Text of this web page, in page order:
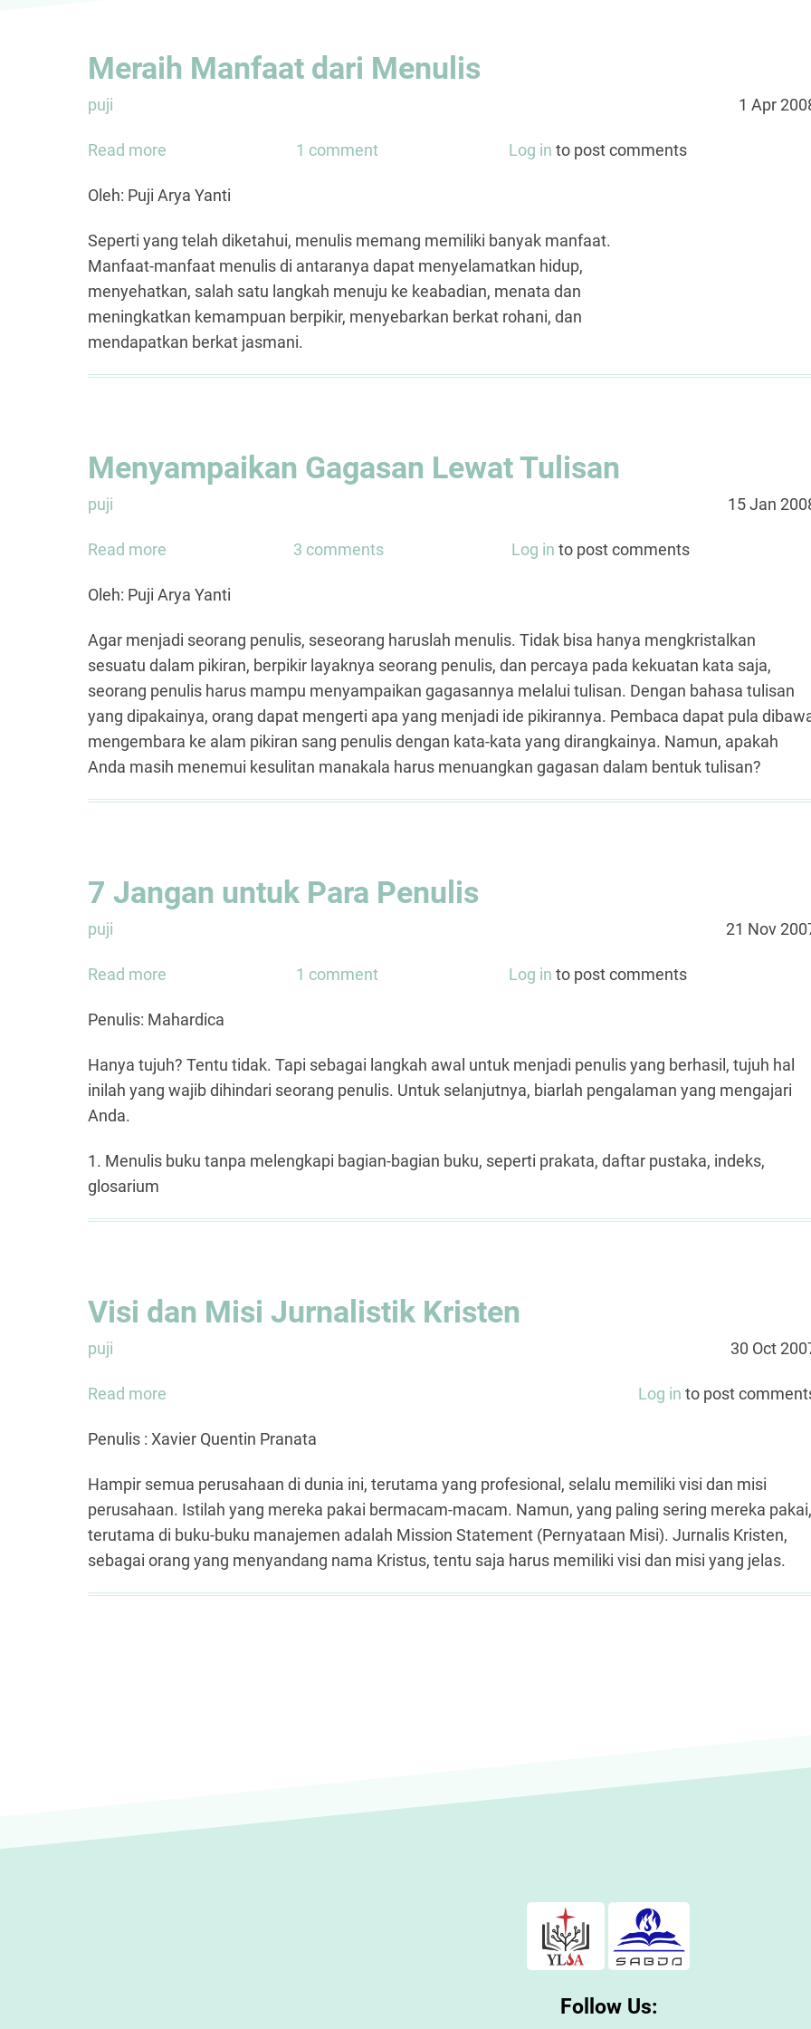
Meraih Manfaat dari Menulis
puji 1 Apr
Read more
Manfaat
Menulis
1 comment Log in to post comments
Oleh: Puji Arya Yanti
Seperti yang telah diketahui, menulis memang memiliki banyak manfaat.
Manfaat-manfaat menulis di antaranya dapat menyelamatkan hidup,
menyehatkan, salah satu langkah menuju ke keabadian, menata dan
meningkatkan kemampuan berpikir, menyebarkan berkat rohani, dan
mendapatkan berkat jasmani.
Menyampaikan Gagasan Lewat Tulisan
puji 15 Jan
Read more
Gagasan
Tulisan
3 comments Log in to post comments
Oleh: Puji Arya Yanti
Agar menjadi seorang penulis, seseorang haruslah menulis. Tidak bisa hanya mengkristalkan
sesuatu dalam pikiran, berpikir layaknya seorang penulis, dan percaya pada kekuatan kata saja,
seorang penulis harus mampu menyampaikan gagasannya melalui tulisan. Dengan bahasa tulisan
yang dipakainya, orang dapat mengerti apa yang menjadi ide pikirannya. Pembaca dapat pula
mengembara ke alam pikiran sang penulis dengan kata-kata yang dirangkainya. Namun, apakah
Anda masih menemui kesulitan manakala harus menuangkan gagasan dalam bentuk tulisan?
7 Jangan untuk Para Penulis
puji 21 Nov
Read more
Jangan
Para
Penulis
1 comment Log in to post comments
Penulis: Mahardica
Hanya tujuh? Tentu tidak. Tapi sebagai langkah awal untuk menjadi penulis yang berhasil, tujuh hal
inilah yang wajib dihindari seorang penulis. Untuk selanjutnya, biarlah pengalaman yang mengajari
Anda.
1. Menulis buku tanpa melengkapi bagian-bagian buku, seperti prakata, daftar pustaka, indeks,
glosarium
Visi dan Misi Jurnalistik Kristen
puji 30 Oct
Read more
dan
Jurnalistik
Kristen
Log in to post
Penulis : Xavier Quentin Pranata
Hampir semua perusahaan di dunia ini, terutama yang profesional, selalu memiliki visi dan misi
perusahaan. Istilah yang mereka pakai bermacam-macam. Namun, yang paling sering mereka pakai,
terutama di buku-buku manajemen adalah Mission Statement (Pernyataan Misi). Jurnalis Kristen,
sebagai orang yang menyandang nama Kristus, tentu saja harus memiliki visi dan misi yang jelas.
Follow Us: